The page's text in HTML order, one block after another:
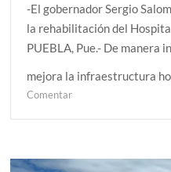
-El gobernador Sergio
la rehabilitación del
PUEBLA, Pue.- De manera
mejora la infraestructura
Comentaren
GARANTIZA